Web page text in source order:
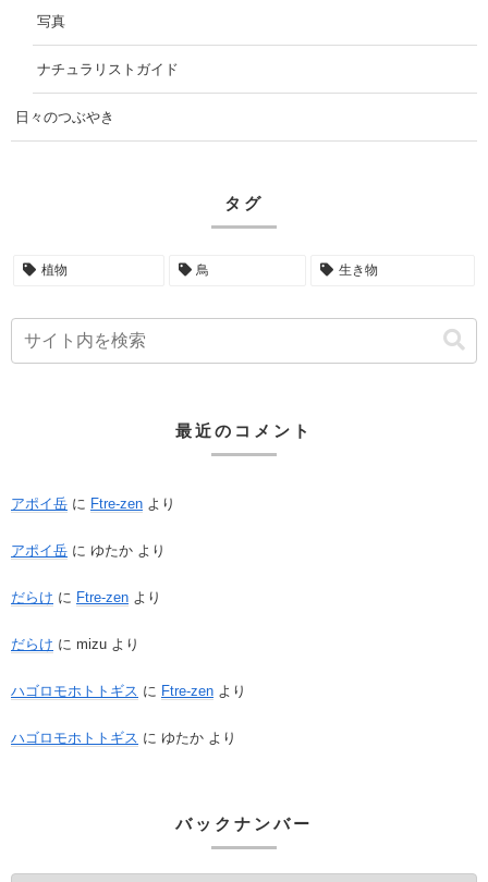
写真
ナチュラリストガイド
日々のつぶやき
タグ
植物 鳥 生き物
最近のコメント
アポイ岳 に Ftre-zen より
アポイ岳 に ゆたか より
だらけ に Ftre-zen より
だらけ に mizu より
ハゴロモホトトギス に Ftre-zen より
ハゴロモホトトギス に ゆたか より
バックナンバー